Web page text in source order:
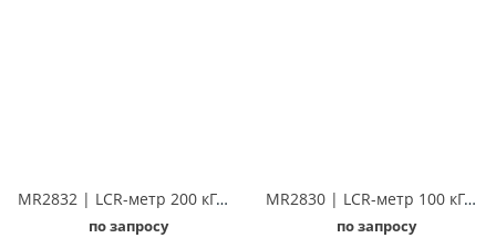
MR2832 | LCR-метр 200 кГц Techmize MR2832 (Tonghui TH2832)
по запросу
MR2830 | LCR-метр 100 кГц Techmize MR2830 (Tonghui TH2830)
по запросу